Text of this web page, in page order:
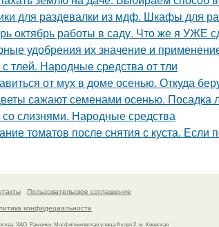
для раздевалки из мдф. Шкафы для
октябрь работы в саду. Что же я УЖЕ
удобрения их значение и
тлей. Народные средства от тли
от мух в доме осенью. Откуда
сажают семенами осенью. Посадка
слизнями. Народные средства
томатов после снятия с куста.
Пользовательское соглашение
конфидециальности
ЗАО, Раменки, Мосфильмовская улица 8 корп.2, м. Киевская